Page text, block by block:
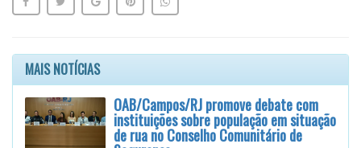
MAIS NOTÍCIAS
OAB/Campos/RJ promove debate com
instituições sobre população em situação
de rua no Conselho Comunitário de